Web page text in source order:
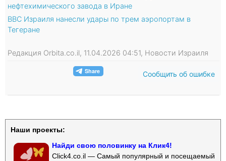
нефтехимического завода в Иране
ВВС Израиля нанесли удары по трем аэропортам в
Тегеране
Редакция Orbita.co.il, 11.04.2026 04:51, Новости Израиля
Сообщить об ошибке
Наши проекты:
Найди свою половинку на Клик4!
Click4.co.il — Самый популярный и посещаемый